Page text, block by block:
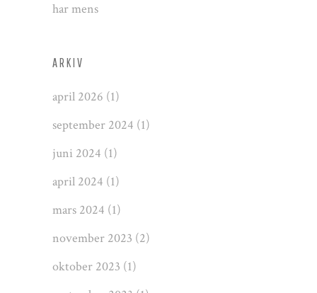
har mens
ARKIV
april 2026 (1)
september 2024 (1)
juni 2024 (1)
april 2024 (1)
mars 2024 (1)
november 2023 (2)
oktober 2023 (1)